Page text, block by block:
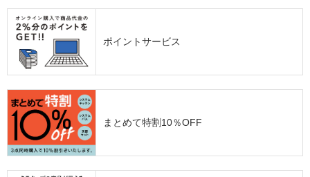
ポイントサービス
まとめて特割10％OFF